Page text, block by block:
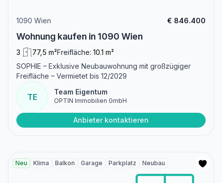
1090 Wien € 846.400
Wohnung kaufen in 1090 Wien
3 77,5 m²Freifläche: 10.1 m²
SOPHIE – Exklusive Neubauwohnung mit großzügiger
Freifläche – Vermietet bis 12/2029
TE
Team Eigentum
OPTIN Immobilien GmbH
Anbieter kontaktieren
Neu Klima Balkon Garage Parkplatz Neubau